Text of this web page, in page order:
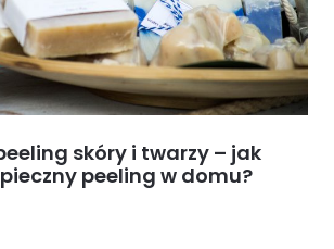
skóry i twarzy – jak
peeling w domu?